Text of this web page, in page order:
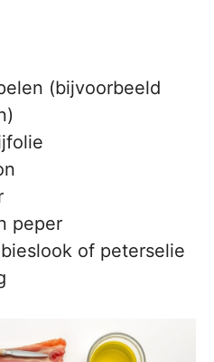
(bijvoorbeeld
peper
of peterselie